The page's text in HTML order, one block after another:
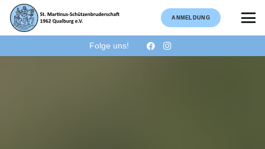
ANMELDUNG
Folge uns!